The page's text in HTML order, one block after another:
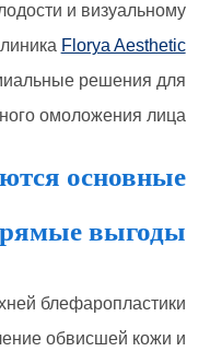
и визуальному
Florya Aesthetic
решения для
омоложения лица.
основные
выгоды?
блефаропластики
обвисшей кожи и